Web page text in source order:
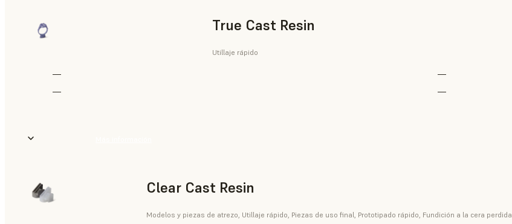
True Cast Resin
Utillaje rápido
—
—
—
—
Clear Cast Resin
Modelos y piezas de atrezo, Utillaje rápido, Piezas de uso final, Prototipado rápido, Fundición a la cera perdida